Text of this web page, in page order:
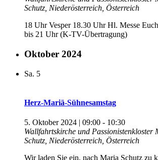
Schutz, Niederösterreich, Österreich
18 Uhr Vesper 18.30 Uhr Hl. Messe
bis 21 Uhr (K-TV-Übertragung)
Oktober 2024
Sa. 5
Herz-Mariä-Sühnesamstag
5. Oktober 2024 | 09:00 - 10:30
Wallfahrtskirche und Passionistenkloster
Schutz, Niederösterreich, Österreich
Wir laden Sie ein, nach Maria Schutz zu